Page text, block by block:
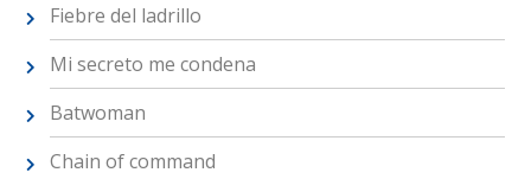
Fiebre del ladrillo
Mi secreto me condena
Batwoman
Chain of command